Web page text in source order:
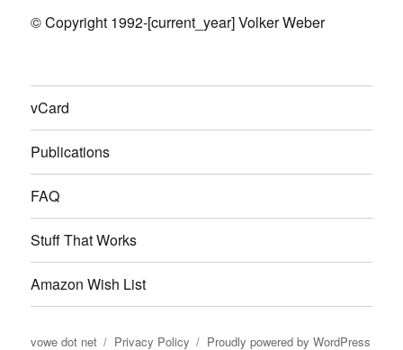
© Copyright 1992-[current_year] Volker Weber
vCard
Publications
FAQ
Stuff That Works
Amazon Wish List
vowe dot net Privacy Policy Proudly powered by WordPress